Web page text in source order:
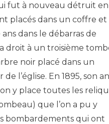
fut à nouveau détruit en
placés dans un coffre et
dans le débarras de
a droit à un troisième
noir placé dans un
l’église. En 1895, son
y place toutes les
que l’on a pu y
bombardements qui ont